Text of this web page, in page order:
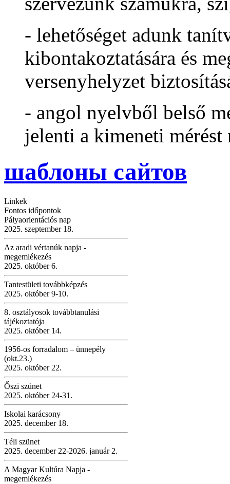
- lehetőséget adunk
kibontakoztatására és
versenyhelyzet
- angol nyelvből belső
jelenti a kimeneti
шаблоны сайтов
Linkek
Fontos időpontok
Pályaorientációs nap
2025. szeptember 18.
Az aradi vértanúk napja -
megemlékezés
2025. október 6.
Tantestületi továbbképzés
2025. október 9-10.
8. osztályosok továbbtanulási
tájékoztatója
2025. október 14.
1956-os forradalom – ünnepély
(okt.23.)
2025. október 22.
Őszi szünet
2025. október 24-31.
Iskolai karácsony
2025. december 18.
Téli szünet
2025. december 22-2026. január 2.
A Magyar Kultúra Napja -
megemlékezés